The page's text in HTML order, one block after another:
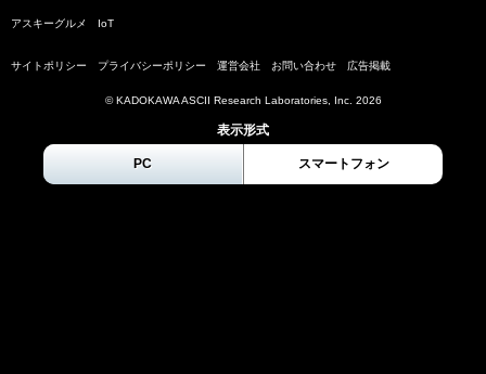
アスキーグルメ IoT
サイトポリシー プライバシーポリシー 運営会社 お問い合わせ 広告掲載
© KADOKAWA ASCII Research Laboratories, Inc. 2026
表示形式
PC スマートフォン